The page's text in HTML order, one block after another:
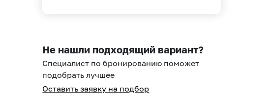
select
a
date.
select
a
Не нашли подходящий вариант?
Специалист по бронированию поможет
подобрать лучшее
Оставить заявку на подбор